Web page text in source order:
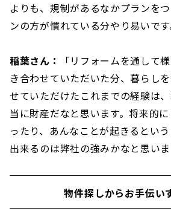
よりも、規制があるなかプランを
ンの方が慣れている分やり易いです
稲葉さん：
「リフォームを通して
き合わせていただいた分、暮らし
せていただけたこれまでの経験は
当に財産だなと思います。将来的
ったり、あんなことが起きるとい
出来るのは弊社の強みかなと思いま
物件探しからお手伝い